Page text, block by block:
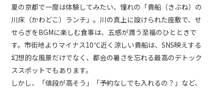
夏の京都で一度は体験してみたい、憧れの「貴船（きぶね）の
川床（かわどこ）ランチ」。川の真上に設けられた座敷で、せ
せらぎをBGMに楽しむ食事は、五感が潤う至福のひとときで
す。市街地よりマイナス10℃近く涼しい貴船は、SNS映えする
幻想的な風景だけでなく、都会の暑さを忘れる最高のデトック
ススポットでもあります。
しかし、「値段が高そう」「予約なしでも入れるの？」など、